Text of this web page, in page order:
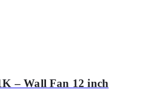
– Wall Fan 12 inch